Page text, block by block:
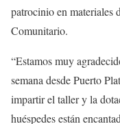
patrocinio en materiales
Comunitario.
“Estamos muy
semana desde Puerto
impartir el taller y la
huéspedes están